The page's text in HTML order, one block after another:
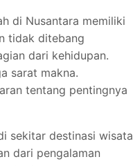
di Nusantara memiliki
tidak ditebang
dari kehidupan.
sarat makna.
tentang pentingnya
sekitar destinasi wisata
dari pengalaman